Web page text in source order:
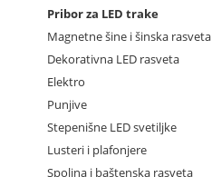
Pribor za LED trake
Magnetne šine i šinska rasveta
Dekorativna LED rasveta
Elektro
Punjive
Stepenišne LED svetiljke
Lusteri i plafonjere
Spoljna i baštenska rasveta